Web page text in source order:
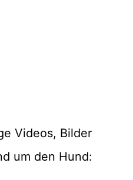
Videos, Bilder
um den Hund: